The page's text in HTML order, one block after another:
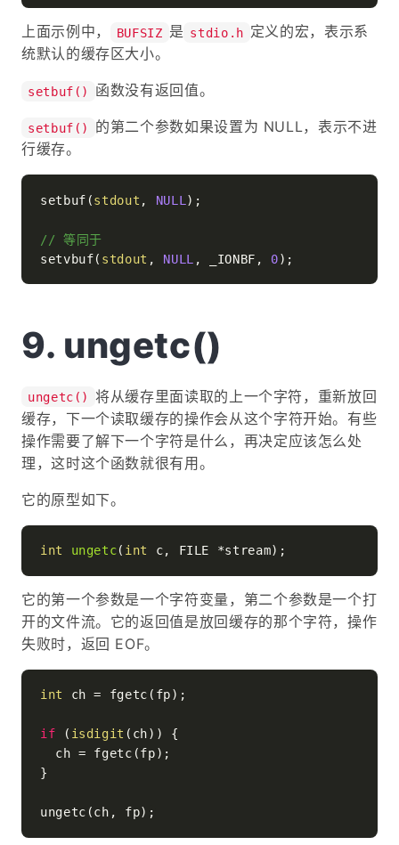
上面示例中， BUFSIZ 是 stdio.h 定义的宏，表示系
统默认的缓存区大小。
setbuf() 函数没有返回值。
setbuf()
的第二个参数如果设置为 NULL，表示不进
行缓存。
setbuf(stdout , NULL );
// 等同于
setvbuf( stdout , NULL , _IONBF, 0
ungetc()
ungetc()
将从缓存里面读取的上一个字符，重新放回
缓存，下一个读取缓存的操作会从这个字符开始。有些
操作需要了解下一个字符是什么，再决定应该怎么处
理，这时这个函数就很有用。
它的原型如下。
int ungetc( int c, FILE *stream)
它的第一个参数是一个字符变量，第二个参数是一个打
开的文件流。它的返回值是放回缓存的那个字符，操作
失败时，返回 EOF。
int ch = fgetc(fp);
if ( isdigit (ch)) {
  ch = fgetc(fp);
}